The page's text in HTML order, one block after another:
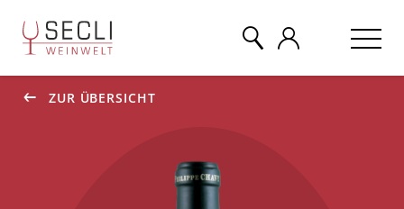
ZUR ÜBERSICHT